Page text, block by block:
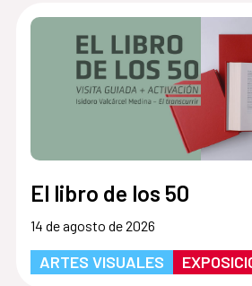
El libro de los 50
14 de agosto de 2026
ARTES VISUALES